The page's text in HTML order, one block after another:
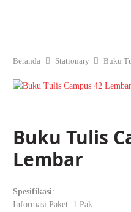
Beranda Stationary Buku
Buku Tulis
Lembar
Spesifikasi:
Informasi Paket: 1 Pak